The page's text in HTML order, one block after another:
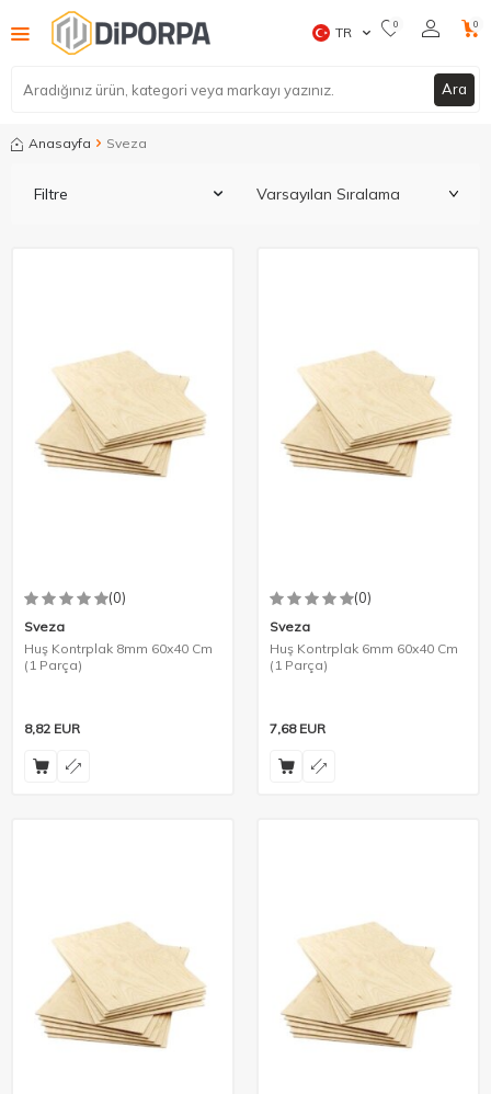
Ara
TR 0 0
Anasayfa Sveza
Filtre
(0)
Sveza
Huş Kontrplak 8mm 60x40 Cm
(1 Parça)
8,82 EUR
(0)
Sveza
Huş Kontrplak 6mm 60x40 Cm
(1 Parça)
7,68EUR